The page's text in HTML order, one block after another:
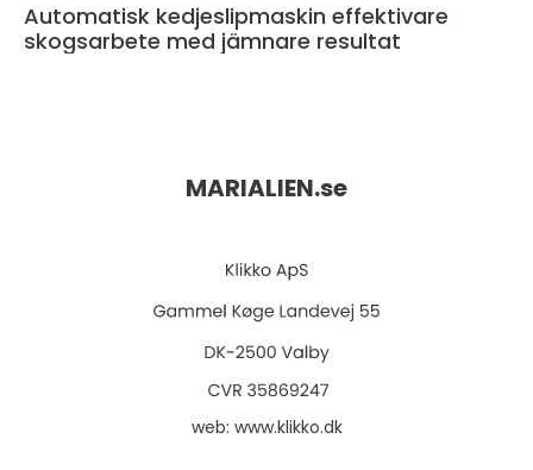
Automatisk kedjeslipmaskin effektivare
skogsarbete med jämnare resultat
MARIALIEN.se
web: www.klikko.dk